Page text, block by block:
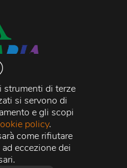
strumenti di terze
si servono di
e gli scopi
policy.
come rifiutare
eccezione dei
Libertà 20066 Melzo (MI)
n. 1427910
n. 338392 -
| Capitale Sociale
i.v.
2026 © Tutti i diritti